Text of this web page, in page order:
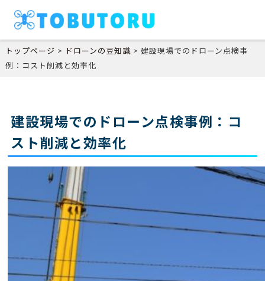
トップページ > ドローンの豆知識> 建設現場でのドローン点検事
例：コスト削減と効率化
建設現場でのドローン点検事例：コ
スト削減と効率化